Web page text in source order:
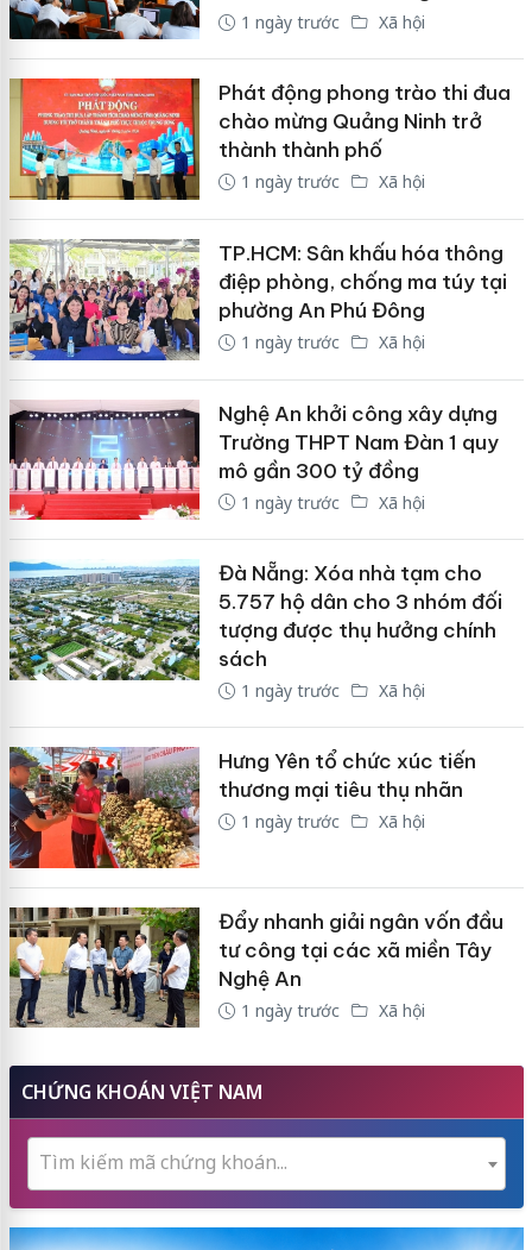
1 ngày trước Xã hội
Phát động phong trào thi đua
chào mừng Quảng Ninh trở
thành thành phố
1 ngày trước Xã hội
TP.HCM: Sân khấu hóa thông
điệp phòng, chống ma túy tại
phường An Phú Đông
1 ngày trước Xã hội
Nghệ An khởi công xây dựng
Trường THPT Nam Đàn 1 quy
mô gần 300 tỷ đồng
1 ngày trước Xã hội
Đà Nẵng: Xóa nhà tạm cho
5.757 hộ dân cho 3 nhóm đối
tượng được thụ hưởng chính
sách
1 ngày trước Xã hội
Hưng Yên tổ chức xúc tiến
thương mại tiêu thụ nhãn
1 ngày trước Xã hội
Đẩy nhanh giải ngân vốn đầu
tư công tại các xã miền Tây
Nghệ An
1 ngày trước Xã hội
CHỨNG KHOÁN VIỆT NAM
Tìm kiếm mã chứng khoán...